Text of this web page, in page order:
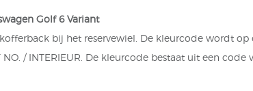
Golf 6 Variant
bij het reservewiel. De kleurcode wordt op
NO. / INTERIEUR. De kleurcode bestaat uit een code